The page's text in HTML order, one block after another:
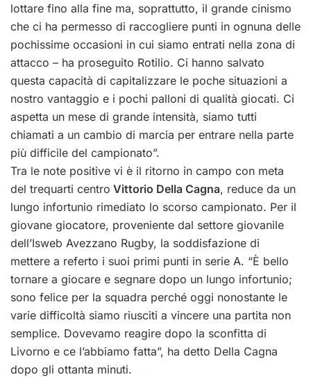
lottare fino alla fine ma, soprattutto, il grande cinismo
che ci ha permesso di raccogliere punti in ognuna delle
pochissime occasioni in cui siamo entrati nella zona di
attacco – ha proseguito Rotilio. Ci hanno salvato
questa capacità di capitalizzare le poche situazioni a
nostro vantaggio e i pochi palloni di qualità giocati. Ci
aspetta un mese di grande intensità, siamo tutti
chiamati a un cambio di marcia per entrare nella parte
più difficile del campionato”.
Tra le note positive vi è il ritorno in campo con meta
del trequarti centro Vittorio Della Cagna, reduce da un
lungo infortunio rimediato lo scorso campionato. Per il
giovane giocatore, proveniente dal settore giovanile
dell’Isweb Avezzano Rugby, la soddisfazione di
mettere a referto i suoi primi punti in serie A. “È bello
tornare a giocare e segnare dopo un lungo infortunio;
sono felice per la squadra perché oggi nonostante le
varie difficoltà siamo riusciti a vincere una partita non
semplice. Dovevamo reagire dopo la sconfitta di
Livorno e ce l’abbiamo fatta”, ha detto Della Cagna
dopo gli ottanta minuti.